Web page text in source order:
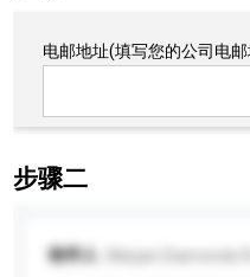
电邮地址(填写您的公司电
步骤二
收件人